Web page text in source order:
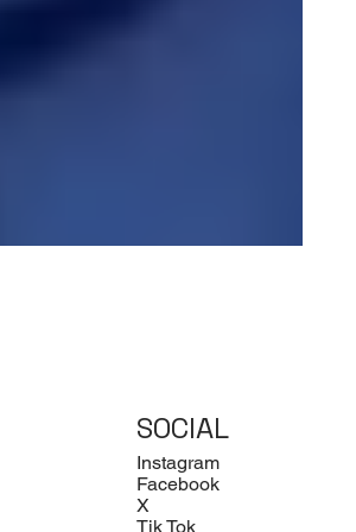
SOCIAL
Instagram
Facebook
X
Tik Tok